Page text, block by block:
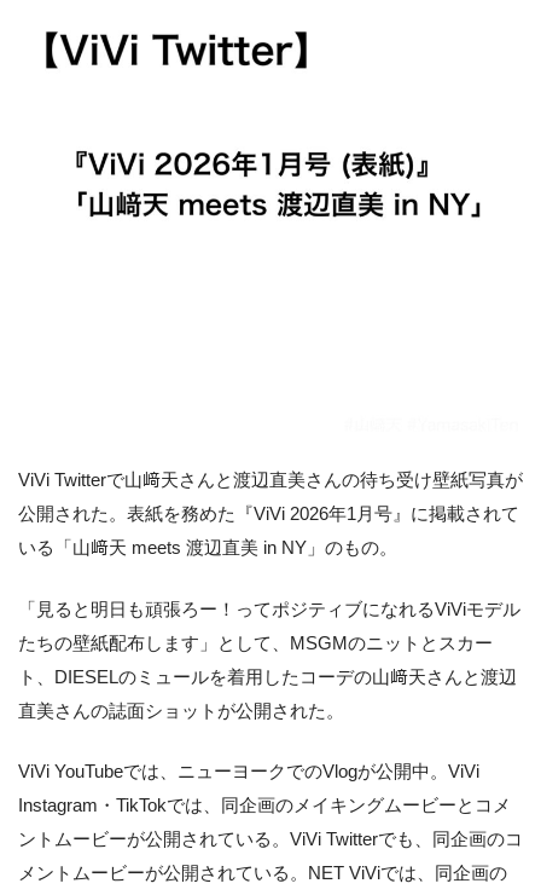
ViVi Twitterで山﨑天さんと渡辺直美さんの待ち受け壁紙写真が
公開された。表紙を務めた『ViVi 2026年1月号』に掲載されて
いる「山﨑天 meets 渡辺直美 in NY」のもの。
「見ると明日も頑張ろー！ってポジティブになれるViViモデル
たちの壁紙配布します」として、MSGMのニットとスカー
ト、DIESELのミュールを着用したコーデの山﨑天さんと渡辺
直美さんの誌面ショットが公開された。
ViVi YouTubeでは、ニューヨークでのVlogが公開中。ViVi
Instagram・TikTokでは、同企画のメイキングムービーとコメ
ントムービーが公開されている。ViVi Twitterでも、同企画のコ
メントムービーが公開されている。NET ViViでは、同企画の